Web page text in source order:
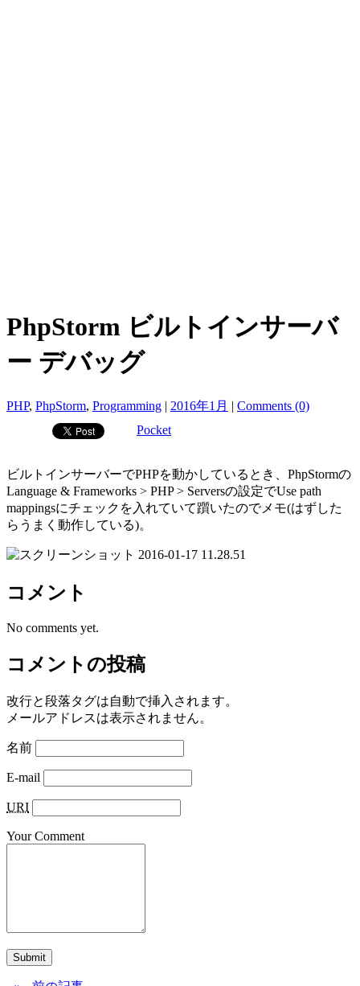
PhpStorm ビルトインサーバ
ー デバッグ
PHP, PhpStorm, Programming | 2016年1月 | Comments (0)
Pocket
ビルトインサーバーでPHPを動かしているとき、PhpStormの
Language & Frameworks > PHP > Serversの設定でUse path
mappingsにチェックを入れていて躓いたのでメモ(はずした
らうまく動作している)。
コメント
No comments yet.
コメントの投稿
改行と段落タグは自動で挿入されます。
メールアドレスは表示されません。
名前
E-mail
URI
Your Comment
Submit